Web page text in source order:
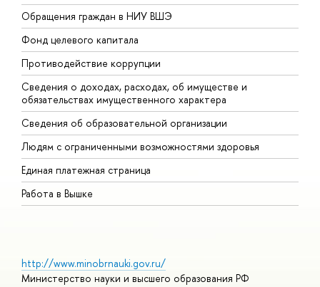
Обращения граждан в НИУ ВШЭ
Фонд целевого капитала
Противодействие коррупции
Сведения о доходах, расходах, об имуществе и
обязательствах имущественного характера
Сведения об образовательной организации
Людям с ограниченными возможностями здоровья
Единая платежная страница
Работа в Вышке
http://www.minobrnauki.gov.ru/
Министерство науки и высшего образования РФ